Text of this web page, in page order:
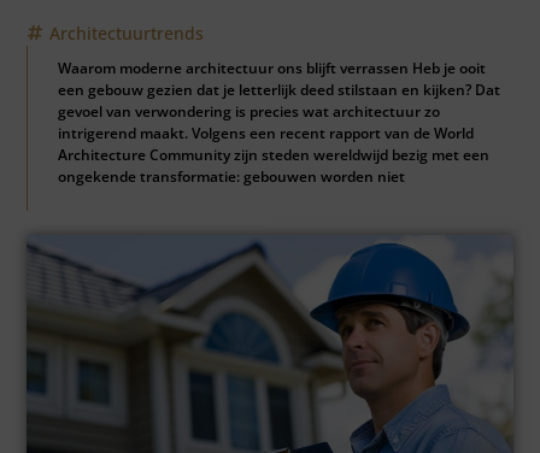
Architectuurtrends
Waarom moderne architectuur ons blijft verrassen Heb je ooit
een gebouw gezien dat je letterlijk deed stilstaan en kijken? Dat
gevoel van verwondering is precies wat architectuur zo
intrigerend maakt. Volgens een recent rapport van de World
Architecture Community zijn steden wereldwijd bezig met een
ongekende transformatie: gebouwen worden niet